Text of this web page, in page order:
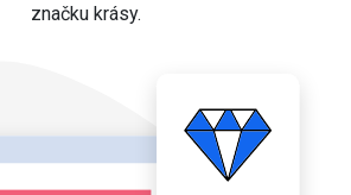
značku krásy.